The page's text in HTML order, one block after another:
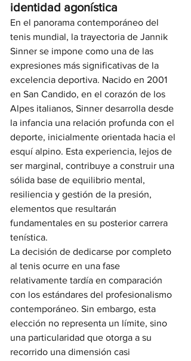
identidad agonística
En el panorama contemporáneo del
tenis mundial, la trayectoria de Jannik
Sinner se impone como una de las
expresiones más significativas de la
excelencia deportiva. Nacido en 2001
en San Candido, en el corazón de los
Alpes italianos, Sinner desarrolla desde
la infancia una relación profunda con el
deporte, inicialmente orientada hacia el
esquí alpino. Esta experiencia, lejos de
ser marginal, contribuye a construir una
sólida base de equilibrio mental,
resiliencia y gestión de la presión,
elementos que resultarán
fundamentales en su posterior carrera
tenística.
La decisión de dedicarse por completo
al tenis ocurre en una fase
relativamente tardía en comparación
con los estándares del profesionalismo
contemporáneo. Sin embargo, esta
elección no representa un límite, sino
una particularidad que otorga a su
recorrido una dimensión casi